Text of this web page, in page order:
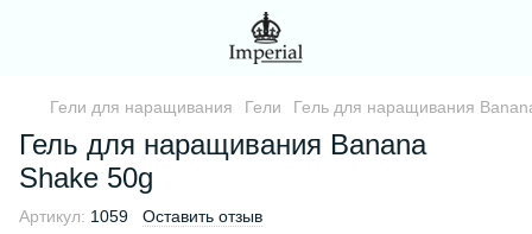
Гели для наращивания Гели Гель для наращивания
Гель для наращивания Banana
Shake 50g
Артикул: 1059 Оставить отзыв